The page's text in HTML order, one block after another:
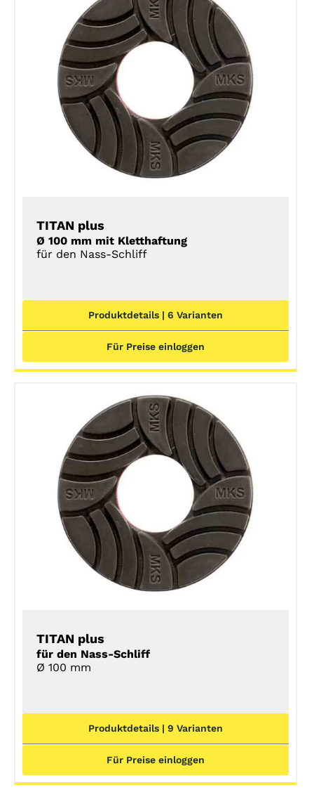
TITAN plus
Ø 100 mm mit Kletthaftung
für den Nass-Schliff
Produktdetails | 6 Varianten
Für Preise einloggen
TITAN plus
für den Nass-Schliff
Ø 100 mm
Produktdetails | 9 Varianten
Für Preise einloggen